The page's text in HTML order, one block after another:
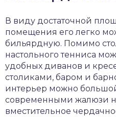
В виду достаточной
помещения его легко
бильярдную. Помимо
настольного тенниса
удобных диванов и
столиками, баром и
интерьер можно
современными жалюзи
вместительное